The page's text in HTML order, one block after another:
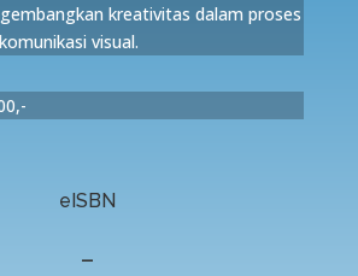
kreativitas dalam proses
visual.
eISBN
–